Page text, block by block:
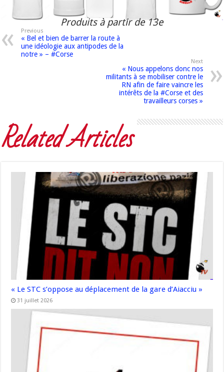
Produits à partir de 13e
Previous
« Bel et bien de barrer la route à
une idéologie aux antipodes de la
notre » – #Corse
Next
« Nous appelons donc nos
militants à se mobiliser contre le
RN afin de faire vaincre les
intérêts de la #Corse et des
travailleurs corses »
Related Articles
« Le STC s’oppose au déplacement de la gare d’Aiacciu »
31 juillet 2026